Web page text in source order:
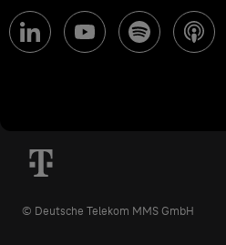
© Deutsche Telekom MMS GmbH